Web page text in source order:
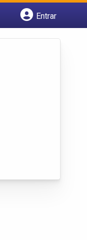
Entrar